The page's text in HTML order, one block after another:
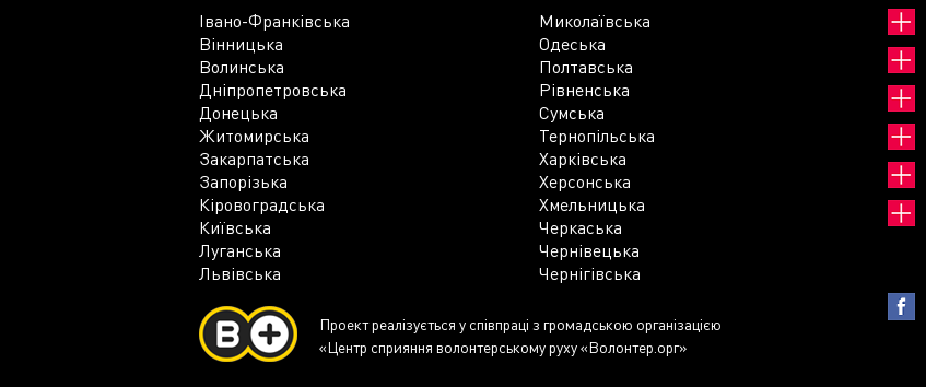
Івано-Франківська
Миколаївська
Вінницька
Одеська
Волинська
Полтавська
Дніпропетровська
Рівненська
Донецька
Сумська
Житомирська
Тернопільська
Закарпатська
Харківська
Запорізька
Херсонська
Кіровоградська
Хмельницька
Київська
Черкаська
Луганська
Чернівецька
Львівська
Чернігівська
Проект реалізується у співпраці з громадською організацією
«Центр сприяння волонтерському руху «Волонтер.орг»